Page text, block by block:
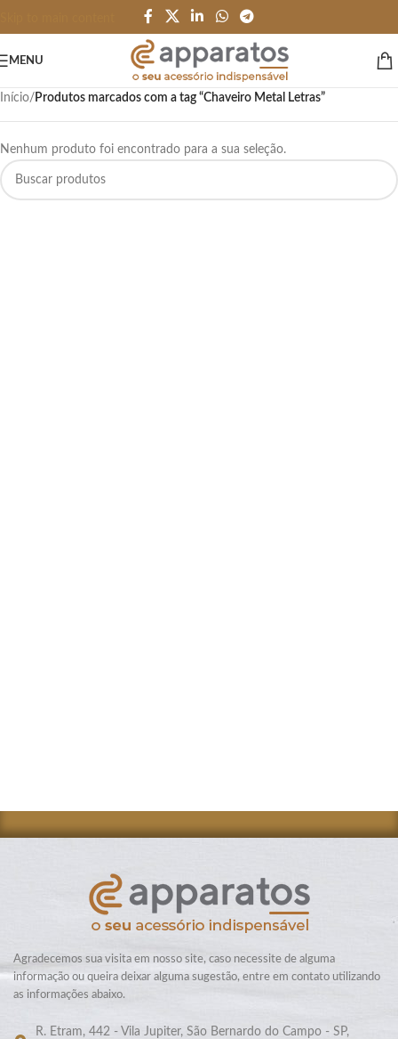
MENU
Início/ Produtos marcados com a tag “Chaveiro Metal Letras”
Nenhum produto foi encontrado para a sua seleção.
Agradecemos sua visita em nosso site, caso necessite de alguma
informação ou queira deixar alguma sugestão, entre em contato utilizando
as informações abaixo.
R. Etram, 442 - Vila Jupiter, São Bernardo do Campo - SP,